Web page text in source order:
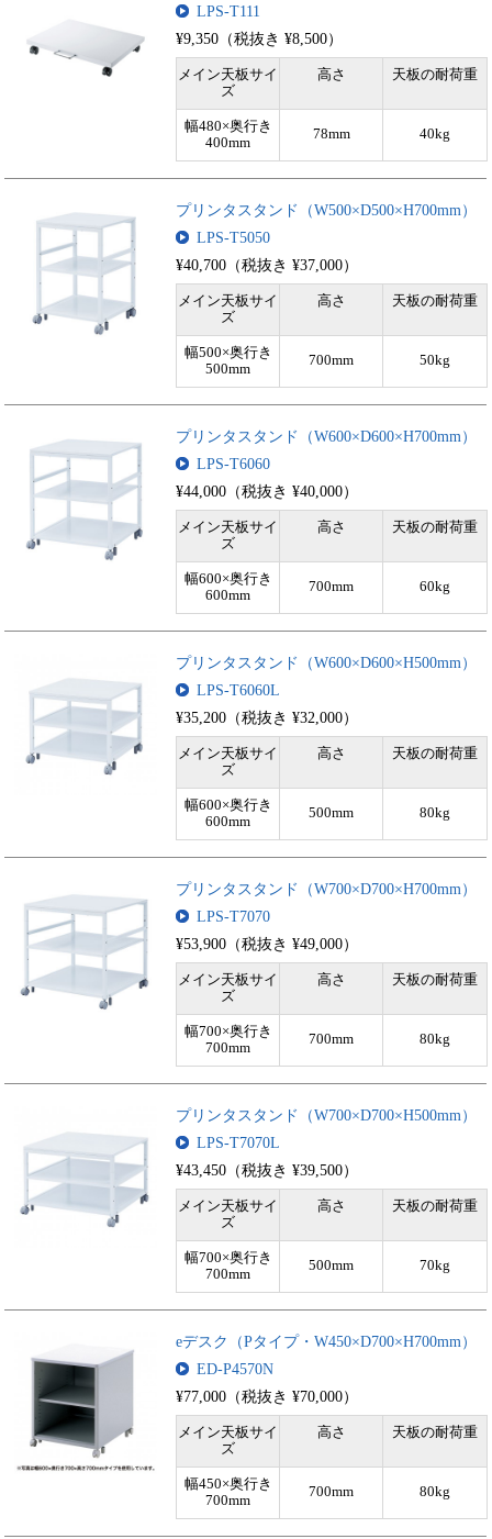
LPS-T111
¥9,350（税抜き ¥8,500）
メイン天板サイ
ズ
高さ 天板の耐荷重
幅480×奥行き
400mm
78mm 40kg
プリンタスタンド（W500×D500×H700mm）
LPS-T5050
¥40,700（税抜き ¥37,000）
メイン天板サイ
ズ
高さ 天板の耐荷重
幅500×奥行き
500mm
700mm 50kg
プリンタスタンド（W600×D600×H700mm）
LPS-T6060
¥44,000（税抜き ¥40,000）
メイン天板サイ
ズ
高さ 天板の耐荷重
幅600×奥行き
600mm
700mm 60kg
プリンタスタンド（W600×D600×H500mm）
LPS-T6060L
¥35,200（税抜き ¥32,000）
メイン天板サイ
ズ
高さ 天板の耐荷重
幅600×奥行き
600mm
500mm 80kg
プリンタスタンド（W700×D700×H700mm）
LPS-T7070
¥53,900（税抜き ¥49,000）
メイン天板サイ
ズ
高さ 天板の耐荷重
幅700×奥行き
700mm
700mm 80kg
プリンタスタンド（W700×D700×H500mm）
LPS-T7070L
¥43,450（税抜き ¥39,500）
メイン天板サイ
ズ
高さ 天板の耐荷重
幅700×奥行き
700mm
500mm 70kg
eデスク（Pタイプ・W450×D700×H700mm）
ED-P4570N
¥77,000（税抜き ¥70,000）
メイン天板サイ
ズ
高さ 天板の耐荷重
幅450×奥行き
700mm
700mm 80kg